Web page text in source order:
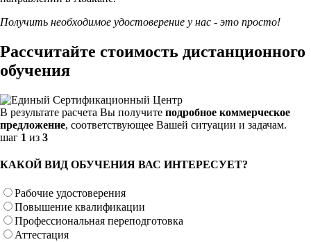
Получить необходимое удостоверение у нас - это просто!
Рассчитайте стоимость дистанционного
обучения
В результате расчета Вы получите подробное коммерческое
предложение, соответствующее Вашей ситуации и задачам.
шаг 1 из 3
КАКОЙ ВИД ОБУЧЕНИЯ ВАС ИНТЕРЕСУЕТ?
Рабочие удостоверения
Повышение квалификации
Профессиональная переподготовка
Аттестация